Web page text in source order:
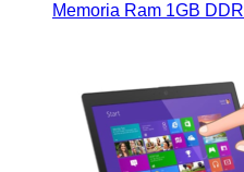
Memoria Ram 1GB